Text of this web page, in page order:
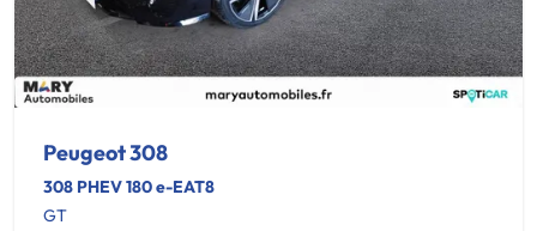
Peugeot 308
308 PHEV 180 e-EAT8
GT